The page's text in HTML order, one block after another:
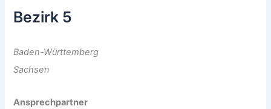
Bezirk 5
Baden-Württemberg
Sachsen
Ansprechpartner